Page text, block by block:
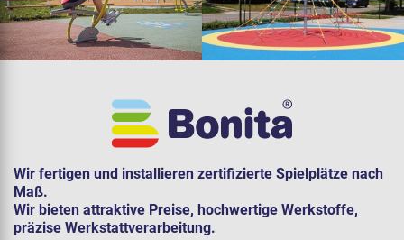
Wir fertigen und installieren zertifizierte Spielplätze nach
Maß.
Wir bieten attraktive Preise, hochwertige Werkstoffe,
präzise Werkstattverarbeitung.